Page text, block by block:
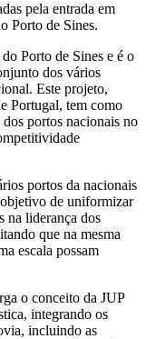
pela entrada em
Porto de Sines.
Porto de Sines e é o
dos vários
Este projeto,
Portugal, tem como
portos nacionais no
portos da nacionais
de uniformizar
na liderança dos
que na mesma
escala possam
o conceito da JUP
integrando os
incluindo as